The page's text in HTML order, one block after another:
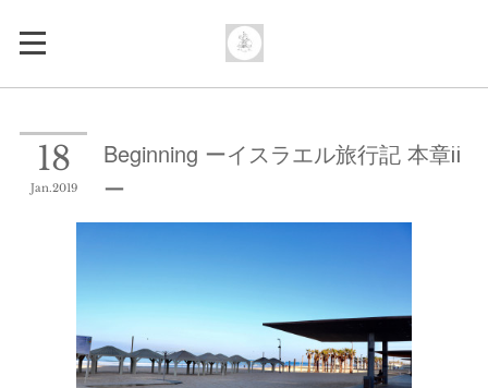
18
Jan 2019
Beginning ーイスラエル旅行記 本章ⅱ
ー